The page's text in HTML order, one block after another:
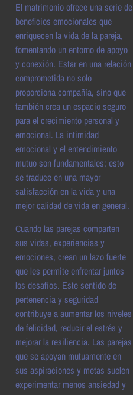
El matrimonio ofrece una serie de
beneficios emocionales que
enriquecen la vida de la pareja,
fomentando un entorno de apoyo
y conexión. Estar en una relación
comprometida no solo
proporciona compañía, sino que
también crea un espacio seguro
para el crecimiento personal y
emocional. La intimidad
emocional y el entendimiento
mutuo son fundamentales; esto
se traduce en una mayor
satisfacción en la vida y una
mejor calidad de vida en general.
Cuando las parejas comparten
sus vidas, experiencias y
emociones, crean un lazo fuerte
que les permite enfrentar juntos
los desafíos. Este sentido de
pertenencia y seguridad
contribuye a aumentar los niveles
de felicidad, reducir el estrés y
mejorar la resiliencia. Las parejas
que se apoyan mutuamente en
sus aspiraciones y metas suelen
experimentar menos ansiedad y